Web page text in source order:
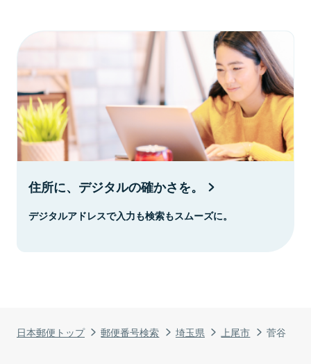
日本郵便トップ 郵便番号検索 埼玉県 上尾市 菅谷
住所に、デジタルの確かさを。
デジタルアドレスで入力も検索もスムーズに。